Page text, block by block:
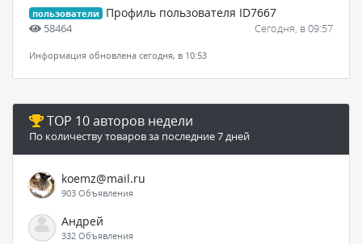
пользователи Профиль пользователя ID7667
58464 Сегодня, в 09:57
Информация обновлена сегодня, в 10:53
TOP 10 авторов недели
По количеству товаров за последние 7 дней
koemz@mail.ru
903 Объявления
Андрей
332 Объявления